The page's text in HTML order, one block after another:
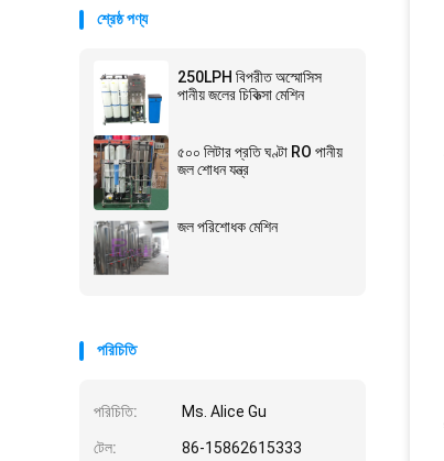
শ্রেষ্ঠ পণ্য
250LPH বিপরীত অস্মোসিস
পানীয় জলের চিকিত্সা মেশিন
৫০০ লিটার প্রতি ঘণ্টা RO পানীয়
জল শোধন যন্ত্র
জল পরিশোধক মেশিন
পরিচিতি
পরিচিতি: Ms. Alice Gu
টেল: 86-15862615333